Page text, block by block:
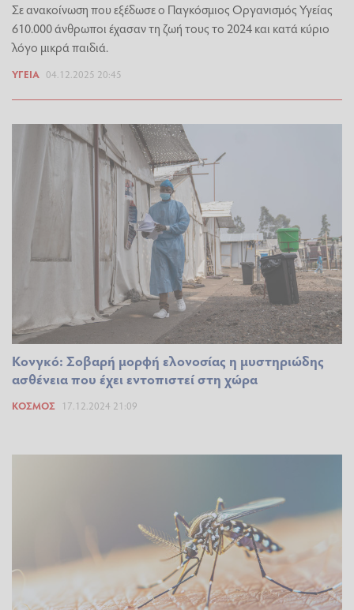
Σε ανακοίνωση που εξέδωσε ο Παγκόσμιος Οργανισμός Υγείας
610.000 άνθρωποι έχασαν τη ζωή τους το 2024 και κατά κύριο
λόγο μικρά παιδιά.
ΥΓΕΊΑ 04.12.2025 20:45
Κονγκό: Σοβαρή μορφή ελονοσίας η μυστηριώδης
ασθένεια που έχει εντοπιστεί στη χώρα
ΚΌΣΜΟΣ 17.12.2024 21:09